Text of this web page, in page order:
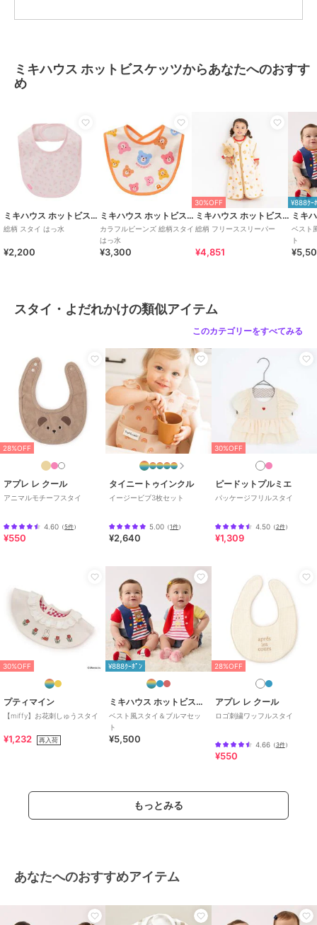
登録すると、完売しても再入荷時に通知を受け取ることができます。
★ブランドのお気に入り登録
この商品は無料ギフトサービスの対象商品です
>>無料ギフトサービスについての詳細はこちら
ブランド ミキハウス ホットビスケッツ
ショップ ミキハウス ホットビスケッツ
ベビー用品・おもちゃ
イ・よだれかけ
イ・よだれかけ
ボーイズ
／スタ
カラー ブルー、ピンク
サイズ サイズなし
素材
ブルー/ピンク：（表地） ポリエ
ステル ５７％、綿 ４３％、（裏
地） ポリエステル １００％、
（パイピング） 綿 １００％
商品のお取り扱い方法
特徴
ベビー用品・おもちゃ
/ ボーダー/洗える
スタイ・よだれかけ
綿・コットン素材/ワンポイント
ボーダー 洗える
原産国 日本
ミキハウス ホットビスケッツからあなたへのおすす
め
ミキハウス ホットビスケッツ
総柄 スタイ はっ水
¥2,200
ミキハウス ホットビスケッツ
カラフルビーンズ 総柄スタイ
はっ水
¥3,300
30%OFF
ミキハウス ホットビスケッツ
総柄 フリーススリーパー
¥4,851
¥888ｸｰ
ベスト
ト
スタイ・よだれかけの類似アイテム
このカテゴリーをすべてみる
28%OFF
アプレ レ クール
アニマルモチーフスタイ
4.60 （5件）
¥550
タイニートゥインクル
イージービブ3枚セット
5.00 （1件）
¥2,640
30%OFF
ピードットプルミエ
パッケージフリルスタイ
4.50（2件）
¥1,309
30%OFF
プティマイン
【miffy】お花刺しゅうスタイ
¥1,232 再入荷
¥888ｸｰﾎﾟﾝ
ミキハウス ホットビスケッツ
ベスト風スタイ＆ブルマセッ
ト
¥5,500
28%OFF
アプレ レ クール
ロゴ刺繍ワッフルスタイ
4.66（3件）
¥550
もっとみる
あなたへのおすすめアイテム